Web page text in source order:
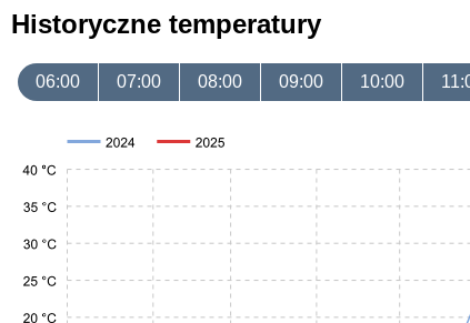
Historyczne temperatury
06:00 07:00 08:00 09:00 10:00